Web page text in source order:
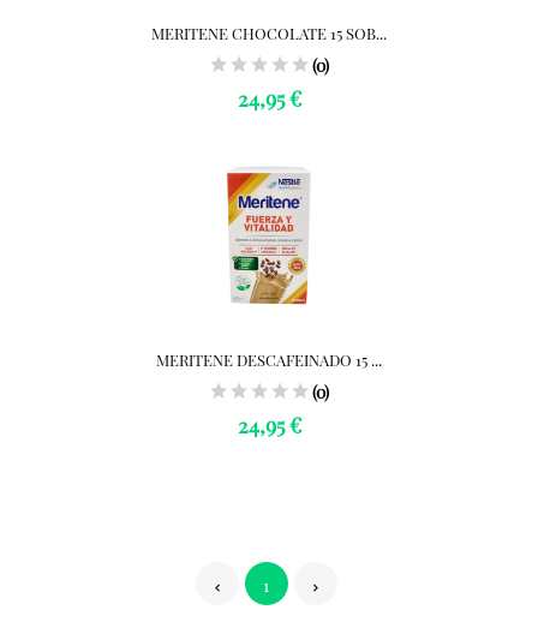
MERITENE CHOCOLATE 15 SOB...
(0)
24,95 €
MERITENE DESCAFEINADO 15 ...
(0)
24,95 €
1